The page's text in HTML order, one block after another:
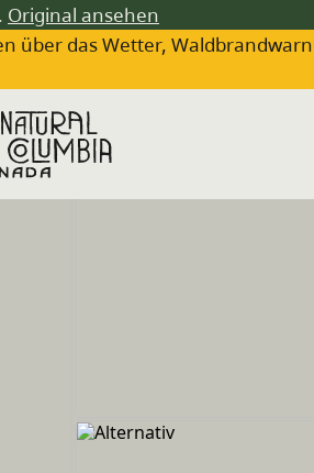
Original ansehen
über das Wetter,